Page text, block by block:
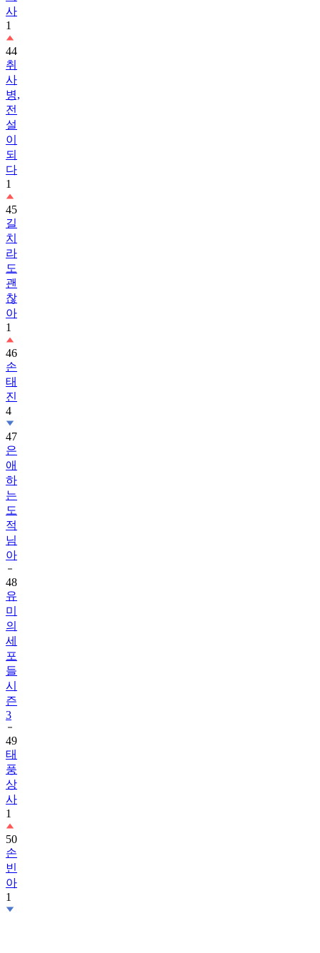
사
1
44
취
사
병,
전
설
이
되
다
1
45
길
치
라
도
괜
찮
아
1
46
손
태
진
4
47
은
애
하
는
도
적
님
아
48
유
미
의
세
포
들
시
즌
3
49
태
풍
상
사
1
50
손
빈
아
1